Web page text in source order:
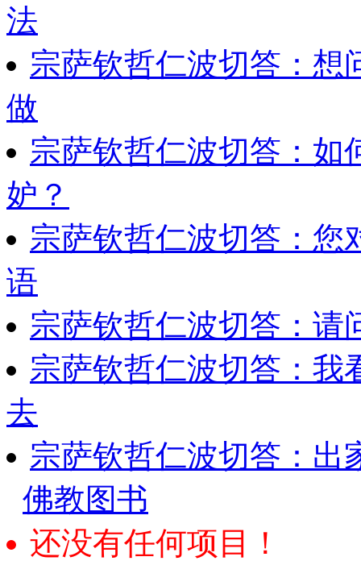
法
宗萨钦哲仁波切答：想
做
宗萨钦哲仁波切答：如
妒？
宗萨钦哲仁波切答：您
语
宗萨钦哲仁波切答：请
宗萨钦哲仁波切答：我
去
宗萨钦哲仁波切答：出
佛教图书
还没有任何项目！